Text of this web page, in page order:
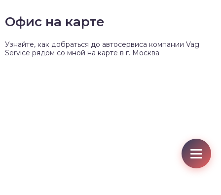
Офис на карте
Узнайте, как добраться до автосервиса компании Vag
Service рядом со мной на карте в г. Москва